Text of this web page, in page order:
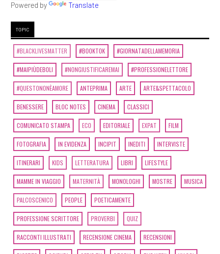
Powered by Translate
TOPIC
#BLACKLIVESMATTER #BOOKTOK #GIORNATADELLAMEMORIA
#MAIPIÙDEBOLI #NONGIUSTIFICAREMAI #PROFESSIONELETTORE
#QUESTONONÈAMORE ANTEPRIMA ARTE ARTE&SPETTACOLO
BENESSERE BLOC NOTES CINEMA CLASSICI
COMUNICATO STAMPA ECO EDITORIALE EXPAT FILM
FOTOGRAFIA IN EVIDENZA INCIPIT INEDITI INTERVISTE
ITINERARI KIDS LETTERATURA LIBRI LIFESTYLE
MAMME IN VIAGGIO MATERNITÀ MONOLOGHI MOSTRE MUSICA
PALCOSCENICO PEOPLE POETICAMENTE
PROFESSIONE SCRITTORE PROVERBI QUIZ
RACCONTI ILLUSTRATI RECENSIONE CINEMA RECENSIONI